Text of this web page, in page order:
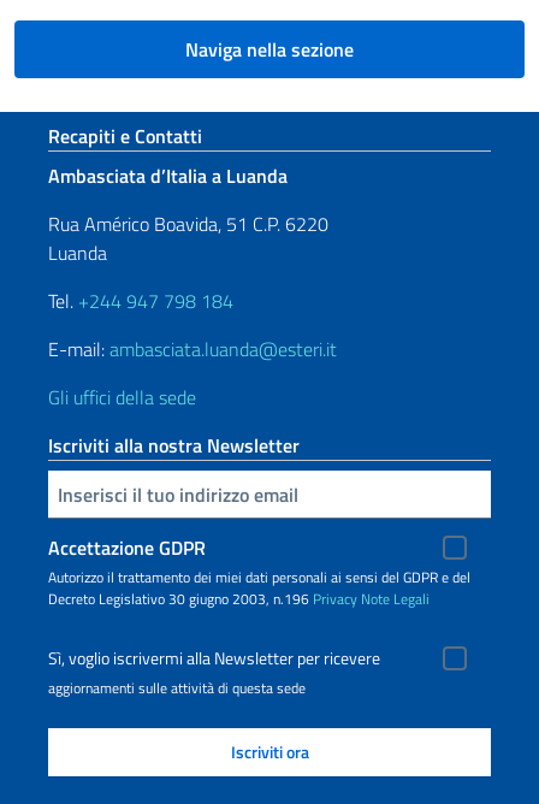
Naviga nella sezione
Sezione footer
Recapiti e Contatti
Ambasciata d’Italia a Luanda
Rua Américo Boavida, 51 C.P. 6220
Luanda
Tel. +244 947 798 184
E-mail:ambasciata.luanda@esteri.it
Gli uffici della sede
Iscriviti alla nostra Newsletter
Inserisci la tua email
Accettazione GDPR
Autorizzo il trattamento dei miei dati personali ai sensi del GDPR e del
Decreto Legislativo 30 giugno 2003, n.196 Privacy Note Legali
Sì, voglio iscrivermi alla Newsletter per ricevere
aggiornamenti sulle attività di questa sede